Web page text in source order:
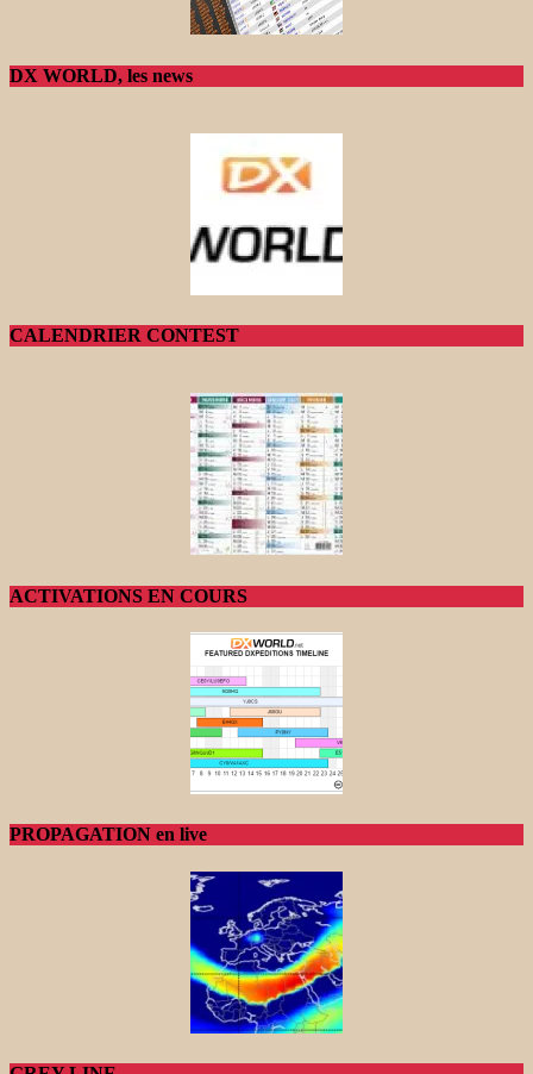
DX WORLD, les news
CALENDRIER CONTEST
ACTIVATIONS EN COURS
PROPAGATION en live